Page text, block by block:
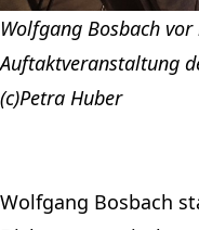
Wolfgang Bosbach
Auftaktveranstaltung
(c)Petra Huber
Wolfgang Bosbach